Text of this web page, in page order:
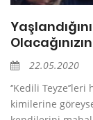
22.05.2020
‘’Kedili
kimilerine